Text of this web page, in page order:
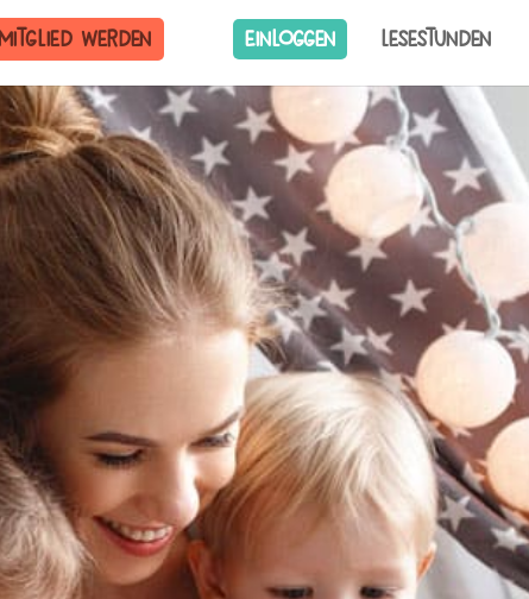
Mitglied werden Einloggen Lesestunden